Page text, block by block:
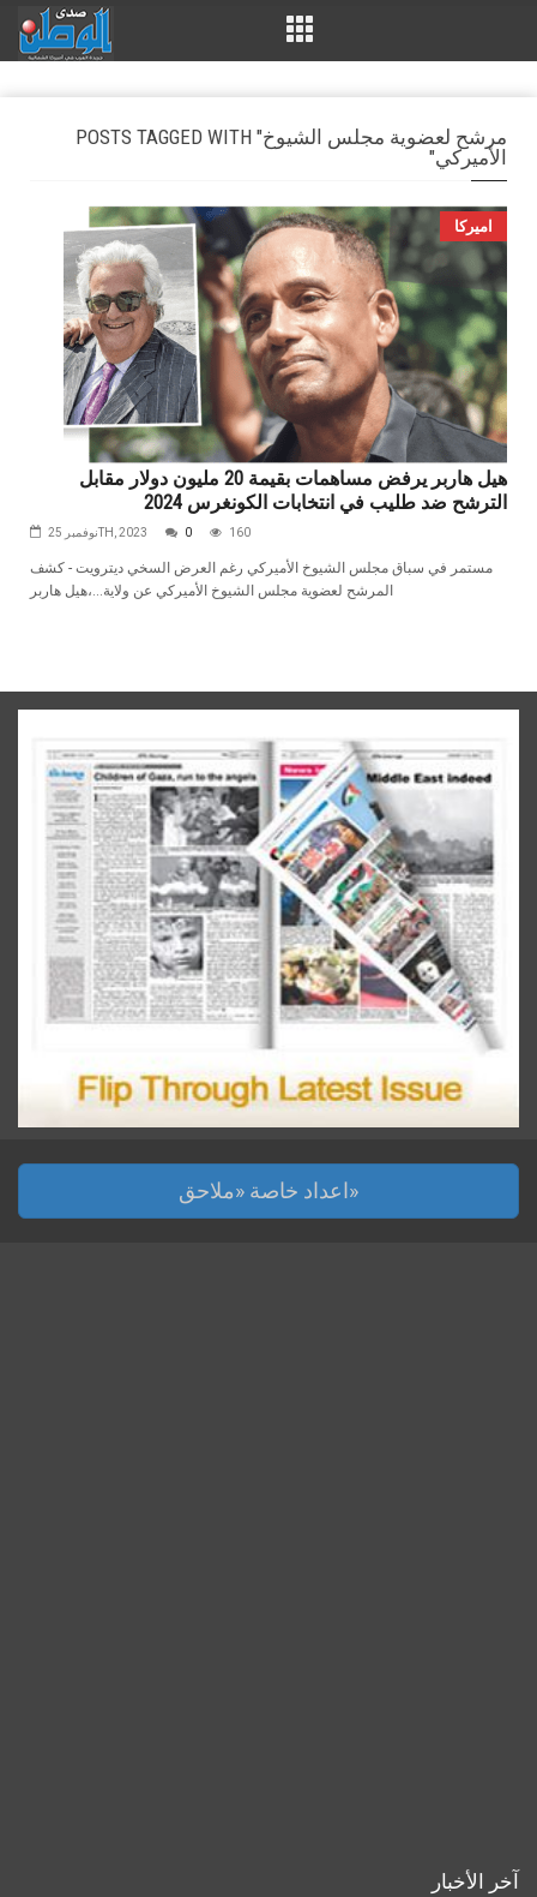
POSTS TAGGED WITH "مرشح‭ ‬لعضوية‭ ‬مجلس‭ ‬الشيوخ‭
‬الأميركي‭"
اميركا
هيل هاربر يرفض مساهمات بقيمة 20 مليون دولار مقابل
الترشح ضد طليب في انتخابات الكونغرس 2024
نوفمبر 25TH, 2023 0 160
اعداد خاصة «ملاحق»
آخر الأخبار